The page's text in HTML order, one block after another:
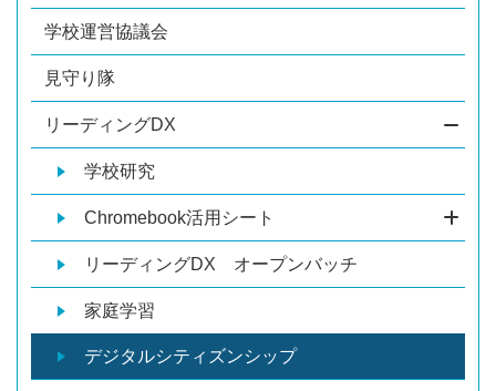
学校運営協議会
見守り隊
リーディングDX
学校研究
Chromebook活用シート
リーディングDX オープンバッチ
家庭学習
デジタルシティズンシップ